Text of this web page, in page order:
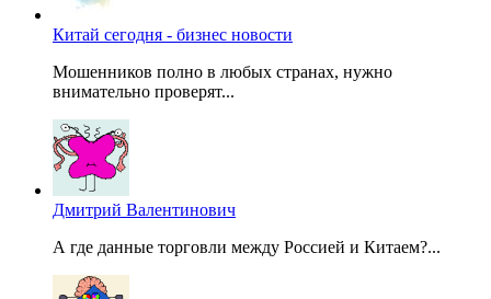
Китай сегодня - бизнес новости
Мошенников полно в любых странах, нужно
внимательно проверят...
Дмитрий Валентинович
А где данные торговли между Россией и Китаем?...